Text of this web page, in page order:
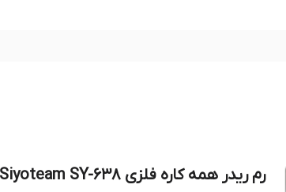
رم ریدر همه کاره فلزی Siyoteam SY-638